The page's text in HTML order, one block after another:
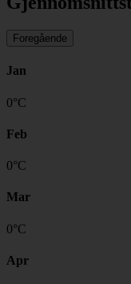
Foregående
Jan
0°C
Feb
0°C
Mar
0°C
Apr